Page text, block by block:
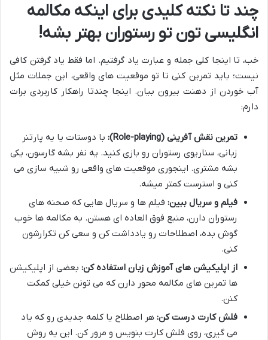
چند تا نکته کلیدی برای اینکه مکالمه
انگلیسی تون تو رستوران بهتر بشه!
خب، تا اینجا کلی جمله و عبارت یاد گرفتیم. اما فقط یاد گرفتن کافی
نیست؛ باید تمرین کنی تا تو موقعیت های واقعی، این جملات مثل
آب خوردن از دهنت بیرون بیان. اینجا چندتا راهکار کاربردی برات
دارم:
تمرین نقش آفرینی (Role-playing):
با دوستات یا یه پارتنر
زبانی، سناریوی رستوران رو بازی کنید. یه نفر بشه گارسون، یکی
بشه مشتری. اینجوری موقعیت های واقعی رو شبیه سازی می
کنی و استرست کمتر میشه.
فیلم و سریال ببین: فیلم ها و سریال هایی که صحنه های
رستوران دارن، منبع فوق العاده ای هستن. به مکالمه ها خوب
گوش بده، اصطلاحات رو یادداشت کن و سعی کن تکرارشون
کنی.
از اپلیکیشن های آموزش زبان استفاده کن: بعضی از اپلیکیشن
ها تمرین های مکالمه محور دارن که می تونن خیلی کمکت
کنن.
فلش کارت درست کن: هر اصطلاح یا کلمه جدیدی رو که یاد
می گیری، روی فلش کارت بنویس و مرور کن. این یه روش